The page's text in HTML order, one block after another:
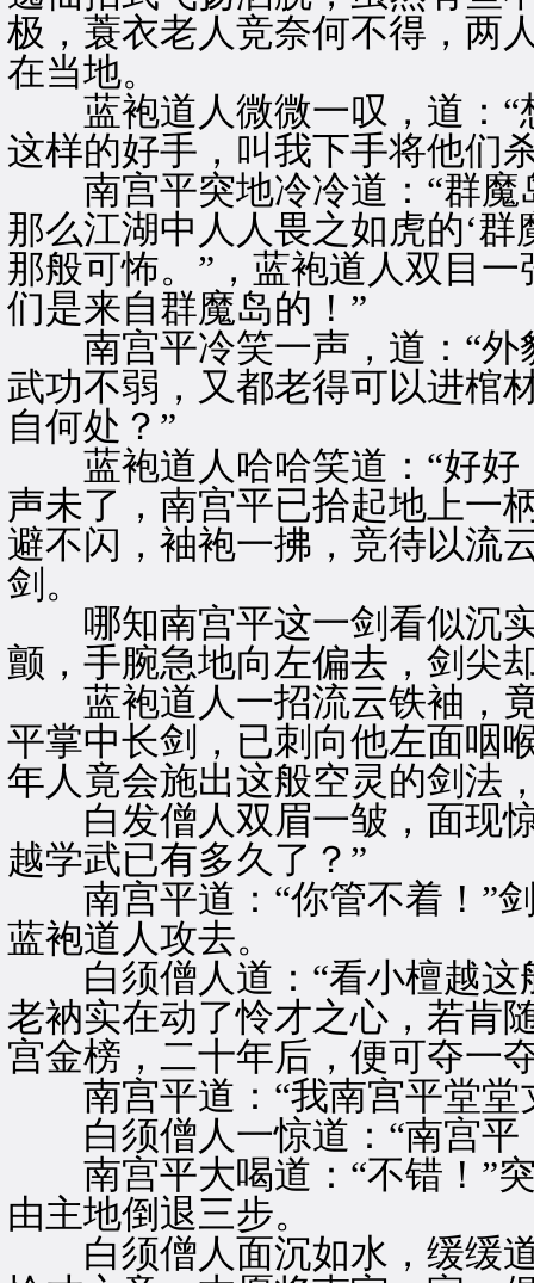
极，蓑衣老人竞奈何不得，两
在当地。
蓝袍道人微微一叹，道：“
这样的好手，叫我下手将他们
南宫平突地冷冷道：“群魔
那么江湖中人人畏之如虎的‘
那般可怖。”，蓝袍道人双目
们是来自群魔岛的！”
南宫平冷笑一声，道：“外
武功不弱，又都老得可以进棺
自何处？”
蓝袍道人哈哈笑道：“好好
声未了，南宫平已拾起地上一
避不闪，袖袍一拂，竞待以流
剑。
哪知南宫平这一剑看似沉实
颤，手腕急地向左偏去，剑尖
蓝袍道人一招流云铁袖，竟
平掌中长剑，已刺向他左面咽
年人竟会施出这般空灵的剑法
白发僧人双眉一皱，面现惊
越学武已有多久了？”
南宫平道：“你管不着！”剑
蓝袍道人攻去。
白须僧人道：“看小檀越这
老衲实在动了怜才之心，若肯
宫金榜，二十年后，便可夺一
南宫平道：“我南宫平堂堂
白须僧人一惊道：“南宫平
南宫平大喝道：“不错！”突
由主地倒退三步。
白须僧人面沉如水，缓缓道